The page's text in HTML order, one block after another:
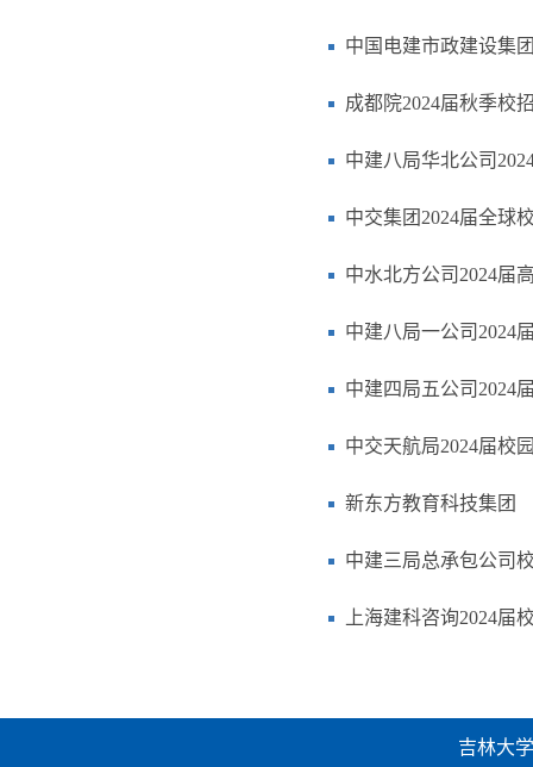
中国电建市政建设集
成都院2024届秋季校
中建八局华北公司
中交集团2024届全球
中水北方公司2024届
中建八局一公司2024
中建四局五公司2024
中交天航局2024届校
新东方教育科技集团
中建三局总承包公司
上海建科咨询2024届
吉林大